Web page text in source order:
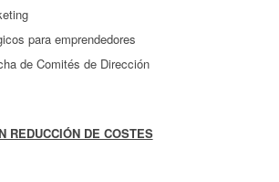
para emprendedores
de Comités de Dirección
REDUCCIÓN DE COSTES